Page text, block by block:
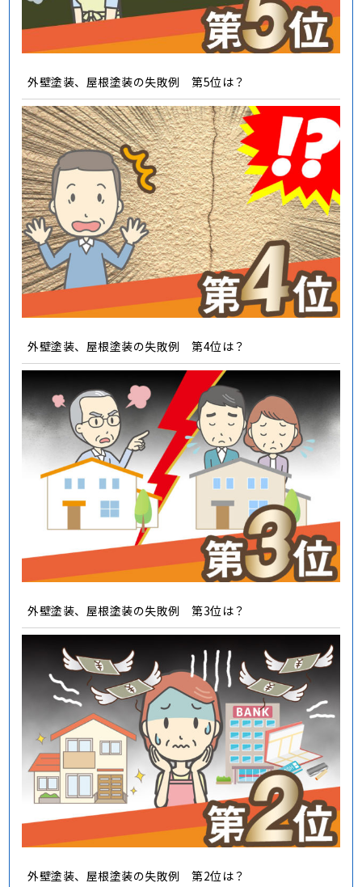
外壁塗装、屋根塗装の失敗例 第5位は？
外壁塗装、屋根塗装の失敗例 第4位は？
外壁塗装、屋根塗装の失敗例 第3位は？
外壁塗装、屋根塗装の失敗例 第2位は？